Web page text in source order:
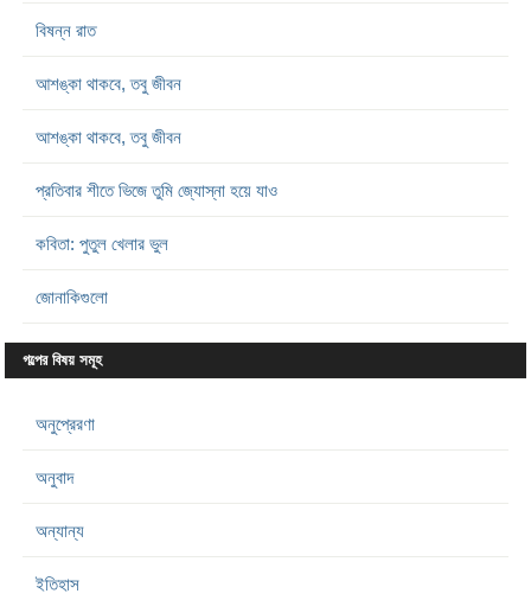
বিষন্ন রাত
আশঙ্কা থাকবে, তবু জীবন
আশঙ্কা থাকবে, তবু জীবন
প্রতিবার শীতে ভিজে তুমি জ্যোস্না হয়ে যাও
কবিতা: পুতুল খেলার ভুল
জোনাকিগুলো
গল্পের বিষয় সমূহ
অনুপ্রেরণা
অনুবাদ
অন্যান্য
ইতিহাস